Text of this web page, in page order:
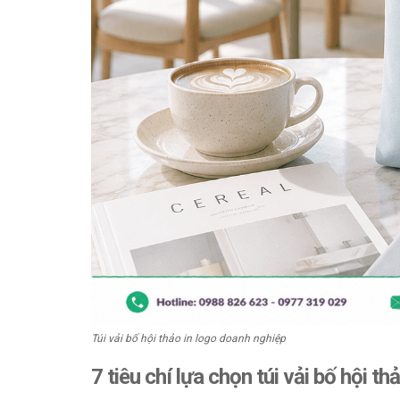
Túi vải bố hội thảo in logo doanh nghiệp
7 tiêu chí lựa chọn túi vải bố hội